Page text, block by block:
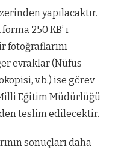
yapılacaktır.
250 KB’ ı
fotoğraflarını
evraklar (Nüfus
v.b.) ise görev
Eğitim Müdürlüğü
teslim edilecektir.
sonuçları daha